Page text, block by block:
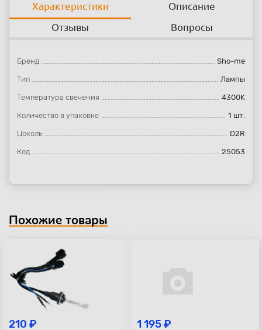
Характеристики
Описание
Отзывы
Вопросы
Бренд Sho-me
Тип Лампы
Температура свечения 4300K
Количество в упаковке 1 шт.
Цоколь D2R
Код 25053
Похожие товары
210 ₽ 1 195 ₽